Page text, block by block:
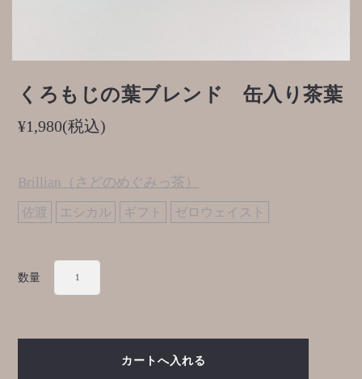
くろもじの葉ブレンド 缶入り茶葉
¥1,980(税込)
Brillian（さどのめぐみっ茶）
佐渡 エシカル ギフト ゼロウェイスト
数量